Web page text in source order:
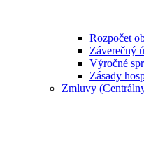
Rozpočet
Záverečný
Výročné
Zásady
Zmluvy